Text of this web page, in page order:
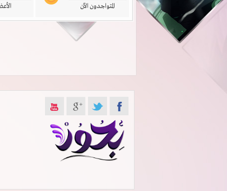
المتواجدون الآن